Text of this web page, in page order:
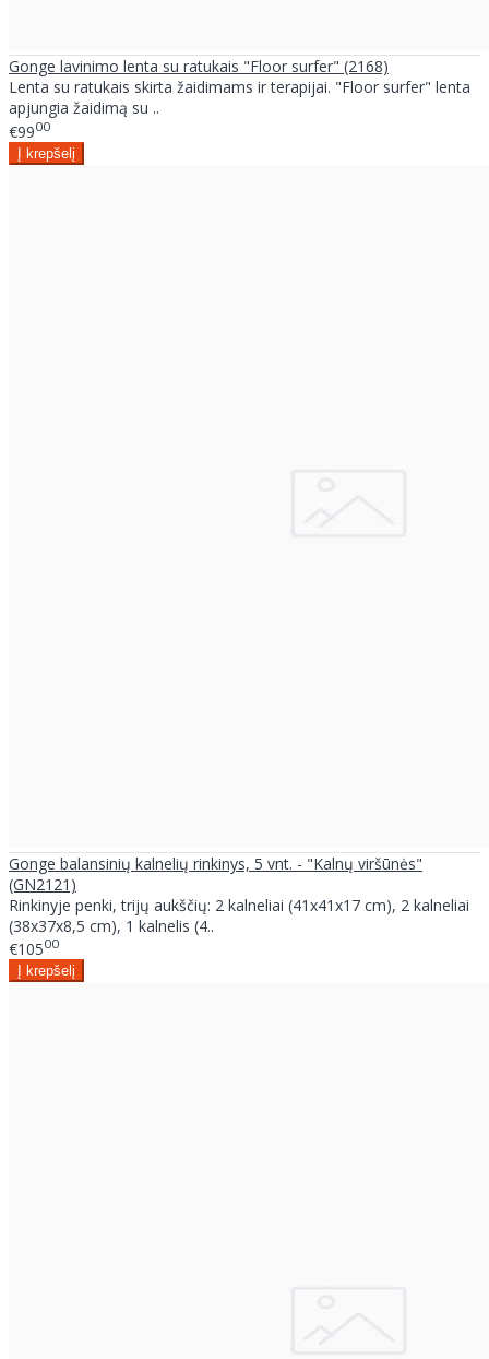
Gonge lavinimo lenta su ratukais "Floor surfer" (2168)
Lenta su ratukais skirta žaidimams ir terapijai. "Floor surfer" lenta
apjungia žaidimą su ..
€9900
Gonge balansinių kalnelių rinkinys, 5 vnt. - "Kalnų viršūnės"
(GN2121)
Rinkinyje penki, trijų aukščių: 2 kalneliai (41x41x17 cm), 2 kalneliai
(38x37x8,5 cm), 1 kalnelis (4..
€10500